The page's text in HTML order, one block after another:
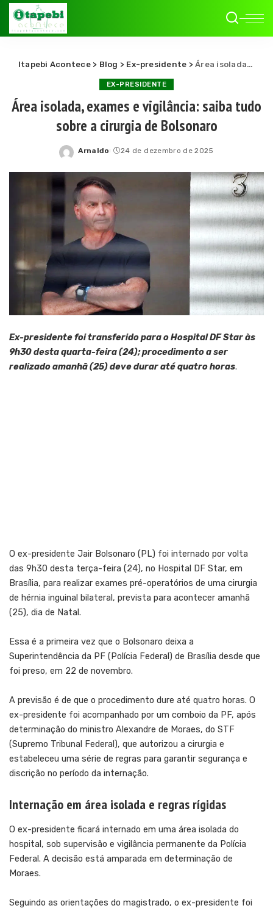
Itapebi Acontece> Blog > Ex-presidente >Área isolada, exames e vigilância: saiba tudo sobre a cirurgia de Bolsonaro
EX-PRESIDENTE
Área isolada, exames e vigilância: saiba tudo
sobre a cirurgia de Bolsonaro
Posted
Arnaldo 24 de dezembro de 2025
Ex-presidente foi transferido para o Hospital DF Star às
9h30 desta quarta-feira (24); procedimento a ser
realizado amanhã (25) deve durar até quatro horas.
O ex-presidente Jair Bolsonaro (PL) foi internado por volta
das 9h30 desta terça-feira (24), no Hospital DF Star, em
Brasília, para realizar exames pré-operatórios de uma cirurgia
de hérnia inguinal bilateral, prevista para acontecer amanhã
(25), dia de Natal.
Essa é a primeira vez que o Bolsonaro deixa a
Superintendência da PF (Polícia Federal) de Brasília desde que
foi preso, em 22 de novembro.
A previsão é de que o procedimento dure até quatro horas. O
ex-presidente foi acompanhado por um comboio da PF, após
determinação do ministro Alexandre de Moraes, do STF
(Supremo Tribunal Federal), que autorizou a cirurgia e
estabeleceu uma série de regras para garantir segurança e
discrição no período da internação.
Internação em área isolada e regras rígidas
O ex-presidente ficará internado em uma área isolada do
hospital, sob supervisão e vigilância permanente da Polícia
Federal. A decisão está amparada em determinação de
Moraes.
Seguindo as orientações do magistrado, o ex-presidente foi